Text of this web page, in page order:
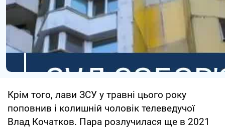
Крім того, лави ЗСУ у травні цього року
поповнив і колишній чоловік телеведучої
Влад Кочатков. Пара розлучилася ще в 2021